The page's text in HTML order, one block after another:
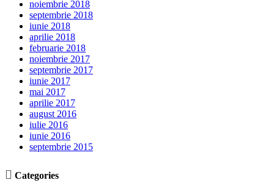
noiembrie 2018
septembrie 2018
iunie 2018
aprilie 2018
februarie 2018
noiembrie 2017
septembrie 2017
iunie 2017
mai 2017
aprilie 2017
august 2016
iulie 2016
iunie 2016
septembrie 2015
 Categories